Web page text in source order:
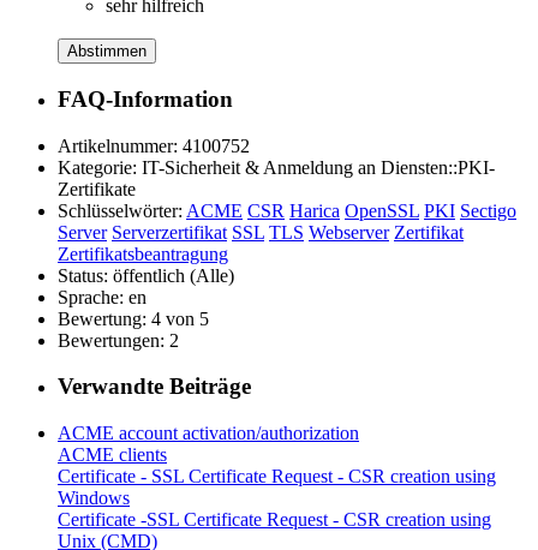
sehr hilfreich
Abstimmen
FAQ-Information
Artikelnummer: 4100752
Kategorie: IT-Sicherheit & Anmeldung an Diensten::PKI-
Zertifikate
Schlüsselwörter: ACME CSR Harica OpenSSL PKI Sectigo
Server Serverzertifikat SSL TLS Webserver Zertifikat
Zertifikatsbeantragung
Status: öffentlich (Alle)
Sprache: en
Bewertung: 4 von 5
Bewertungen: 2
Verwandte Beiträge
ACME account activation/authorization
ACME clients
Certificate - SSL Certificate Request - CSR creation using
Windows
Certificate -SSL Certificate Request - CSR creation using
Unix (CMD)